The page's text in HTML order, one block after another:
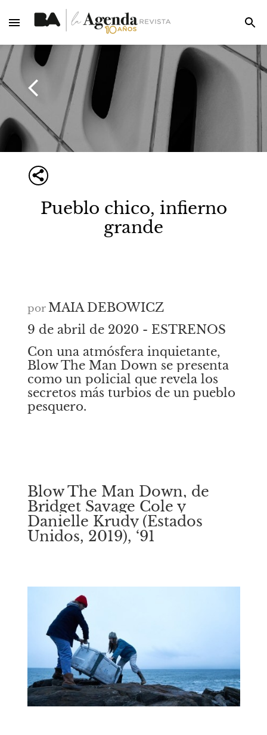
Pueblo chico, infierno
grande
por MAIA DEBOWICZ
9 de abril de 2020 - ESTRENOS
Con una atmósfera inquietante,
Blow The Man Down se presenta
como un policial que revela los
secretos más turbios de un pueblo
pesquero.
Blow The Man Down, de
Bridget Savage Cole y
Danielle Krudy (Estados
Unidos, 2019), ‘91